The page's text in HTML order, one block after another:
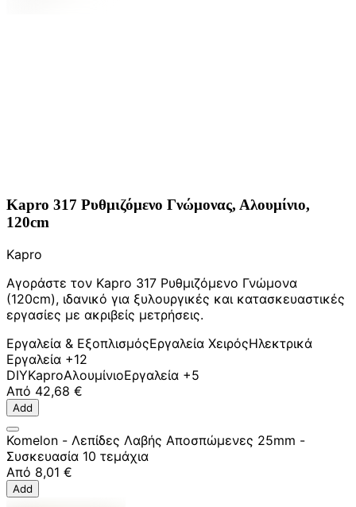
Kapro 317 Ρυθμιζόμενο Γνώμονας, Αλουμίνιο,
120cm
Kapro
Αγοράστε τον Kapro 317 Ρυθμιζόμενο Γνώμονα
(120cm), ιδανικό για ξυλουργικές και κατασκευαστικές
εργασίες με ακριβείς μετρήσεις.
Εργαλεία & ΕξοπλισμόςΕργαλεία ΧειρόςΗλεκτρικά
Εργαλεία +12
DIYKaproΑλουμίνιοΕργαλεία +5
Από 42,68 €
Add
Komelon - Λεπίδες Λαβής Αποσπώμενες 25mm -
Συσκευασία 10 τεμάχια
Από 8,01 €
Add